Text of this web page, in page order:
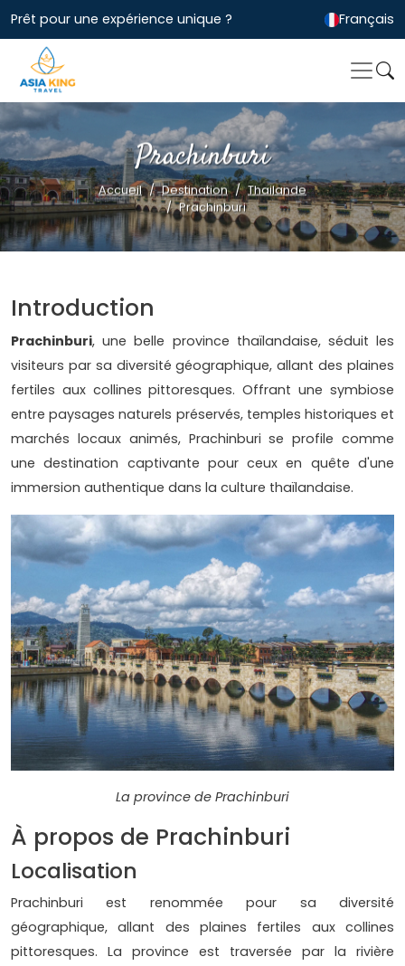
Prêt pour une expérience unique ? Français
Prachinburi
Accueil Destination
Thailande
Prachinburi
Introduction
Prachinburi, une belle province thaïlandaise, séduit les
visiteurs par sa diversité géographique, allant des plaines
fertiles aux collines pittoresques. Offrant une symbiose
entre paysages naturels préservés, temples historiques et
marchés locaux animés, Prachinburi se profile comme
une destination captivante pour ceux en quête d'une
immersion authentique dans la culture thaïlandaise.
La province de Prachinburi
À propos de Prachinburi
Localisation
Prachinburi est renommée pour sa diversité
géographique, allant des plaines fertiles aux collines
pittoresques. La province est traversée par la rivière